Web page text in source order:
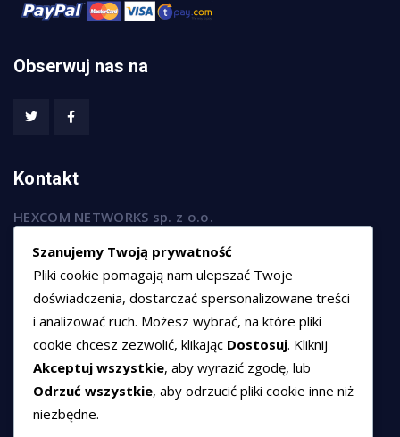
Obserwuj nas na
Kontakt
HEXCOM NETWORKS sp. z o.o.
ul. Marsz. Józefa Piłsudskiego 74/320,
50-020 Wrocław
+48 789 594 102
sprzedaz@hexssl.pl
Dokumenty
Regulamin świadczenia usług
Szanujemy Twoją prywatność
Pliki cookie pomagają nam ulepszać Twoje
doświadczenia, dostarczać spersonalizowane treści
i analizować ruch. Możesz wybrać, na które pliki
cookie chcesz zezwolić, klikając Dostosuj. Kliknij
Akceptuj wszystkie, aby wyrazić zgodę, lub
Odrzuć wszystkie, aby odrzucić pliki cookie inne niż
niezbędne.